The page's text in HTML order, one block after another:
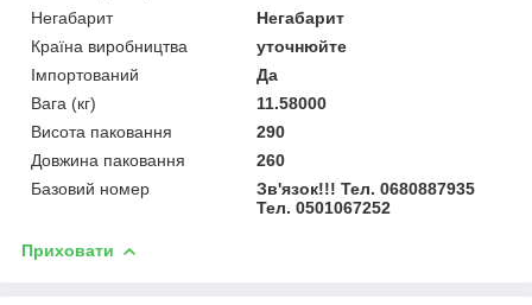
Негабарит
Негабарит
Країна виробництва
уточнюйте
Імпортований
Да
Вага (кг)
11.58000
Висота паковання
290
Довжина паковання
260
Базовий номер
Зв'язок!!! Тел. 0680887935
Тел. 0501067252
Приховати